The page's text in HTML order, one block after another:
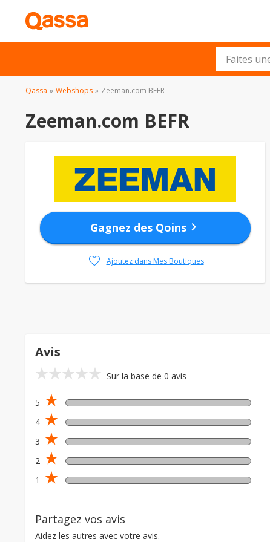
Qassa » Webshops » Zeeman.com BEFR
Zeeman.com BEFR
Gagnez des Qoinschevron_right
favorite
Ajoutez dans Mes Boutiques
Avis
star_ratestar_ratestar_ratestar_ratestar_rate Sur la base de 0 avis
5 star_rate
4 star_rate
3 star_rate
2 star_rate
1
star_rate
Partagez vos avis
Aidez les autres avec votre avis.